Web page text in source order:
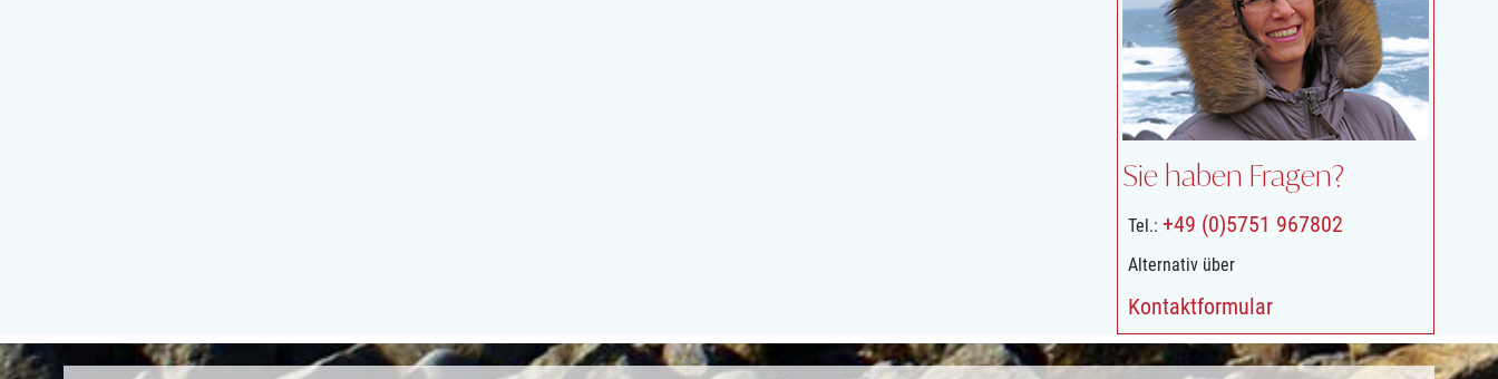
Sie haben Fragen?
Tel.: +49 (0)5751 967802
Alternativ über
Kontaktformular